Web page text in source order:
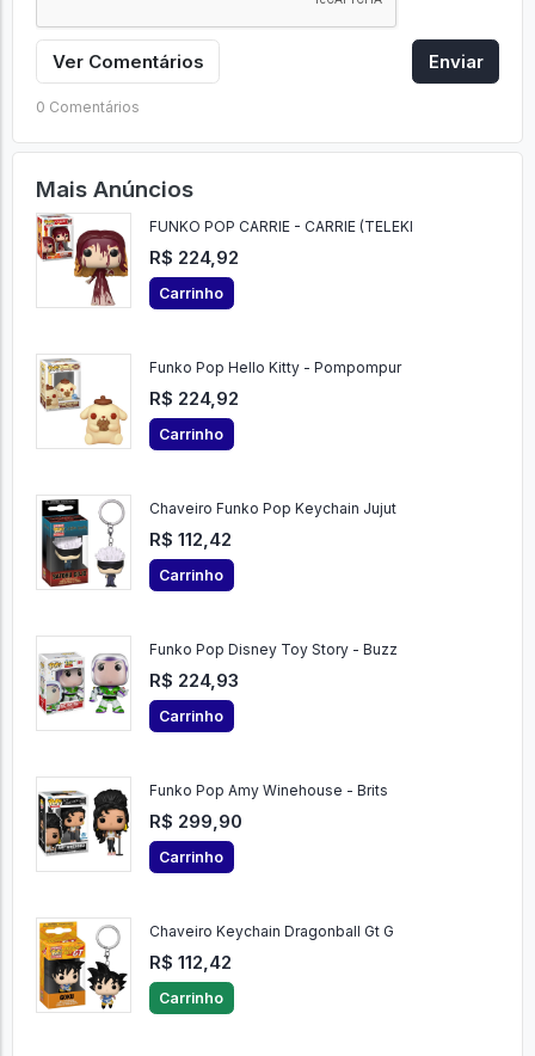
Ver Comentários Enviar
0 Comentários
Mais Anúncios
FUNKO POP CARRIE - CARRIE (TELEKI
R$ 224,92
Carrinho
Funko Pop Hello Kitty - Pompompur
R$ 224,92
Carrinho
Chaveiro Funko Pop Keychain Jujut
R$ 112,42
Carrinho
Funko Pop Disney Toy Story - Buzz
R$ 224,93
Carrinho
Funko Pop Amy Winehouse - Brits
R$ 299,90
Carrinho
Chaveiro Keychain Dragonball Gt G
R$ 112,42
Carrinho